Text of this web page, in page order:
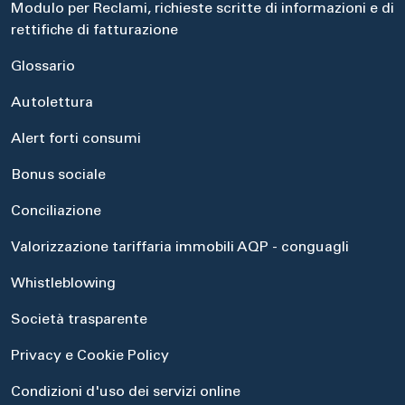
Modulo per Reclami, richieste scritte di informazioni e di
rettifiche di fatturazione
Glossario
Autolettura
Alert forti consumi
Bonus sociale
Conciliazione
Valorizzazione tariffaria immobili AQP - conguagli
Whistleblowing
Società trasparente
Privacy e Cookie Policy
Condizioni d'uso dei servizi online